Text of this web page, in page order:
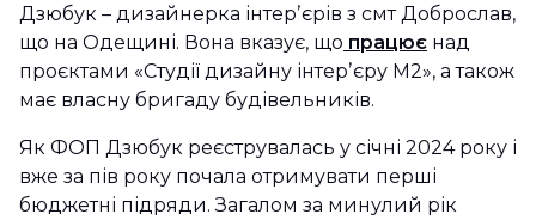
Дзюбук – дизайнерка інтерʼєрів з смт Доброслав,
що на Одещині. Вона вказує, що працює над
проєктами «Студії дизайну інтерʼєру М2», а також
має власну бригаду будівельників.
Як ФОП Дзюбук реєструвалась у січні 2024 року і
вже за пів року почала отримувати перші
бюджетні підряди. Загалом за минулий рік